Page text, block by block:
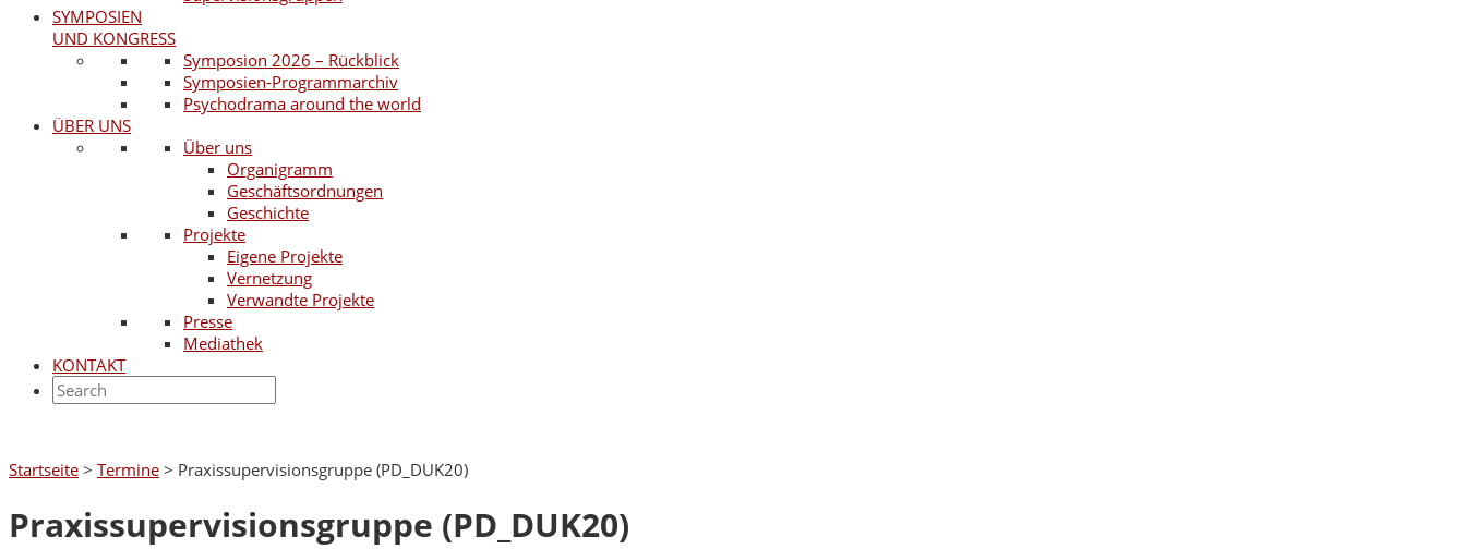
SYMPOSIEN
UND KONGRESS
Symposion 2026 – Rückblick
Symposien-Programmarchiv
Psychodrama around the world
ÜBER UNS
Über uns
Organigramm
Geschäftsordnungen
Geschichte
Projekte
Eigene Projekte
Vernetzung
Verwandte Projekte
Presse
Mediathek
KONTAKT
Startseite > Termine > Praxissupervisionsgruppe (PD_DUK20)
Praxissupervisionsgruppe (PD_DUK20)